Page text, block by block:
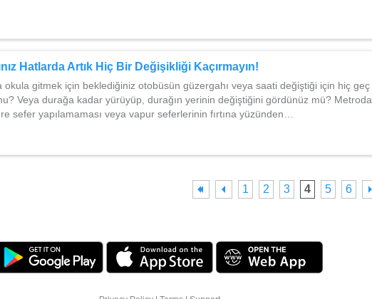
Hatlarda Artık Hiç Bir Değişikliği Kaçırmayın!
okula gitmek için beklediğiniz otobüsün güzergahı veya saati değiştiği için hiç geç
Veya durağa kadar yürüyüp, durağın yerinin değiştiğini gördünüz mü? Metroda
sefer yapılamaması veya vapur seferlerinin fırtına yüzünden…
1 2 3 4 5 6